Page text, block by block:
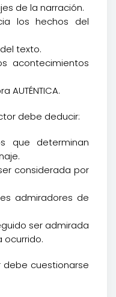
de la narración.
los hechos del
texto.
acontecimientos
AUTÉNTICA.
debe deducir:
que determinan
considerada por
admiradores de
ser admirada
ocurrido.
debe cuestionarse